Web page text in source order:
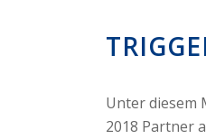
Unter diesem
2018 Partner